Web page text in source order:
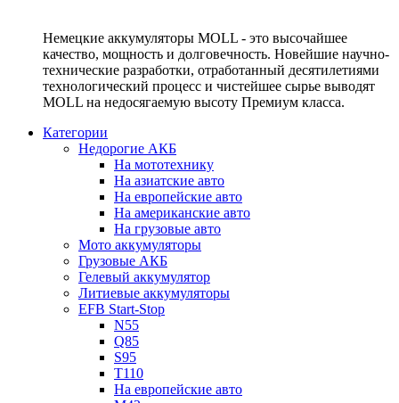
Немецкие аккумуляторы MOLL - это высочайшее
качество, мощность и долговечность. Новейшие научно-
технические разработки, отработанный десятилетиями
технологический процесс и чистейшее сырье выводят
MOLL на недосягаемую высоту Премиум класса.
Категории
Недорогие АКБ
На мототехнику
На азиатские авто
На европейские авто
На американские авто
На грузовые авто
Мото аккумуляторы
Грузовые АКБ
Гелевый аккумулятор
Литиевые аккумуляторы
EFB Start-Stop
N55
Q85
S95
T110
На европейские авто